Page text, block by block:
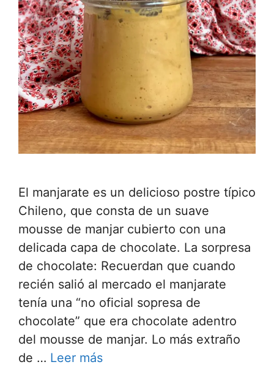
El manjarate es un delicioso postre típico
Chileno, que consta de un suave
mousse de manjar cubierto con una
delicada capa de chocolate. La sorpresa
de chocolate: Recuerdan que cuando
recién salió al mercado el manjarate
tenía una “no oficial sopresa de
chocolate” que era chocolate adentro
del mousse de manjar. Lo más extraño
de … Leer más